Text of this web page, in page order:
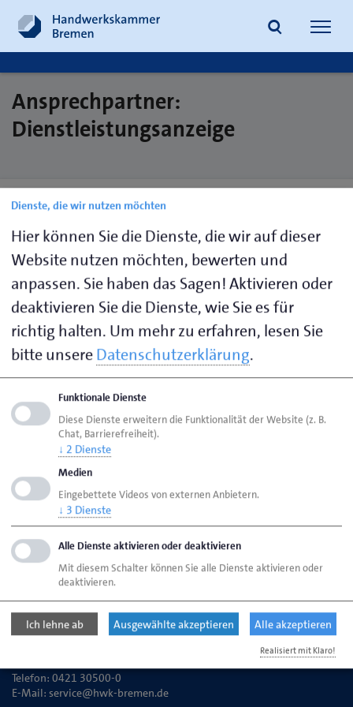
Suche
Ansprechpartner:
Dienstleistungsanzeige
Marion
121
Köster,
Ute
0421 30500-
120
handwerksrolle@hwk-
bremen.de
Pahl-Curtze,
Christiane
0421
30500-122
handwerksrolle@hwk-
bremen.de
Seite empfehlen
Seite drucken
aktualisiert am 01. Okt. 2025
HWK Bremen
Dienstleistungsanzeige
Ansgaritorstr. 24
28195 Bremen
Telefon: 0421 30500-0
E-Mail: service@hwk-bremen.de
Dienste, die wir nutzen möchten
Hier können Sie die Dienste, die wir auf dieser
Website nutzen möchten, bewerten und
anpassen. Sie haben das Sagen! Aktivieren oder
deaktivieren Sie die Dienste, wie Sie es für
richtig halten. Um mehr zu erfahren, lesen Sie
bitte unsereDatenschutzerklärung.
Funktionale Dienste
Diese Dienste erweitern die Funktionalität der Website (z. B.
Chat, Barrierefreiheit).
↓ 2 Dienste
Medien
Eingebettete Videos von externen Anbietern.
↓ 3 Dienste
Alle Dienste aktivieren oder deaktivieren
Mit diesem Schalter können Sie alle Dienste aktivieren oder
deaktivieren.
Ich lehne ab Ausgewählte akzeptieren Alle akzeptieren
Realisiert mit Klaro!